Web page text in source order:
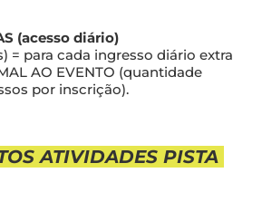
(acesso diário)
= para cada ingresso diário extra
AO EVENTO (quantidade
por inscrição).
ATIVIDADES PISTA